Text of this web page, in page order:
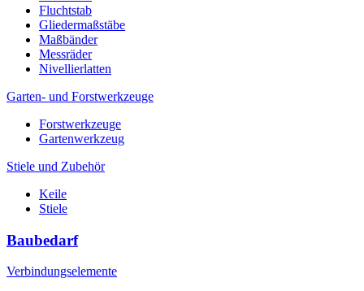
Fluchtstab
Gliedermaßstäbe
Maßbänder
Messräder
Nivellierlatten
Garten- und Forstwerkzeuge
Forstwerkzeuge
Gartenwerkzeug
Stiele und Zubehör
Keile
Stiele
Baubedarf
Verbindungselemente